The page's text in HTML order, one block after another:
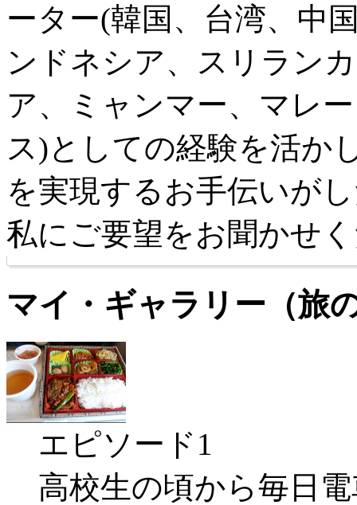
ーター(韓国、台湾、中
ンドネシア、スリラン
ア、ミャンマー、マレ
ス)としての経験を活か
を実現するお手伝いが
私にご要望をお聞かせ
マイ・ギャラリー（旅
エピソード1
高校生の頃から毎日